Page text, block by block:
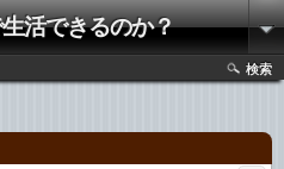
活できるのか？
検索